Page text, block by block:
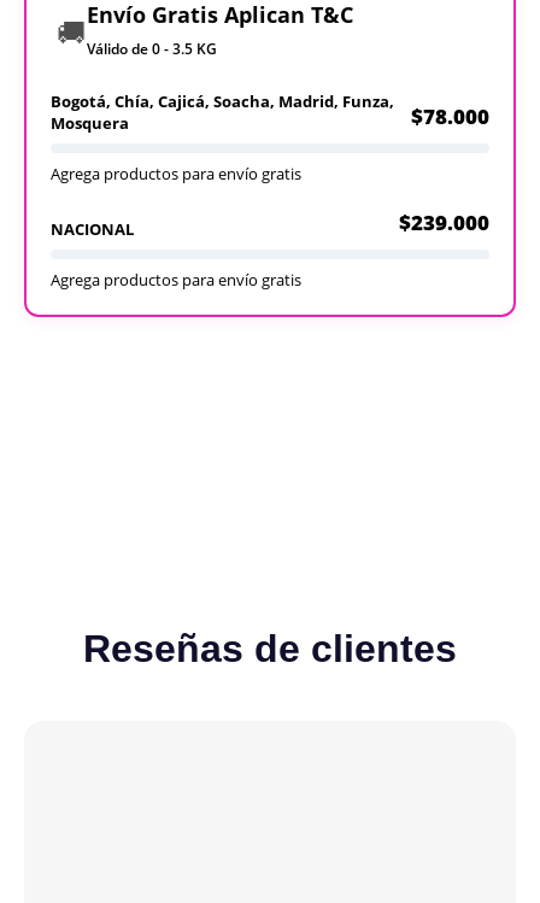
🚚 Envío Gratis Aplican T&C
Válido de 0 - 3.5 KG
Bogotá, Chía, Cajicá, Soacha, Madrid, Funza,
Mosquera
$78.000
Agrega productos para envío gratis
NACIONAL $239.000
Agrega productos para envío gratis
Reseñas de clientes